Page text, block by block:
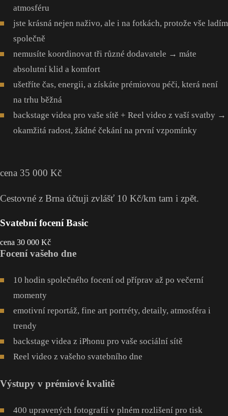
atmosféru
jste krásná nejen naživo, ale i na fotkách, protože vše ladím
společně
nemusíte koordinovat tři různé dodavatele → máte
absolutní klid a komfort
ušetříte čas, energii, a získáte prémiovou péči, která není
na trhu běžná
backstage videa pro vaše sítě + Reel video z vaší svatby →
okamžitá radost, žádné čekání na první vzpomínky
cena 35 000 Kč
Cestovné z Brna účtuji zvlášť 10 Kč/km tam i zpět.
Svatební focení Basic
cena 30 000 Kč
Focení vašeho dne
10 hodin společného focení od příprav až po večerní
momenty
emotivní reportáž, fine art portréty, detaily, atmosféra i
trendy
backstage videa z iPhonu pro vaše sociální sítě
Reel video z vašeho svatebního dne
Výstupy v prémiové kvalitě
400 upravených fotografií v plném rozlišení pro tisk